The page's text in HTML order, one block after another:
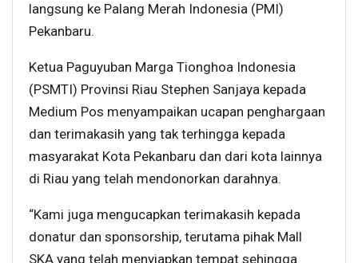
langsung ke Palang Merah Indonesia (PMI)
Pekanbaru.
Ketua Paguyuban Marga Tionghoa Indonesia
(PSMTI) Provinsi Riau Stephen Sanjaya kepada
Medium Pos menyampaikan ucapan penghargaan
dan terimakasih yang tak terhingga kepada
masyarakat Kota Pekanbaru dan dari kota lainnya
di Riau yang telah mendonorkan darahnya.
“Kami juga mengucapkan terimakasih kepada
donatur dan sponsorship, terutama pihak Mall
SKA yang telah menyiapkan tempat sehingga